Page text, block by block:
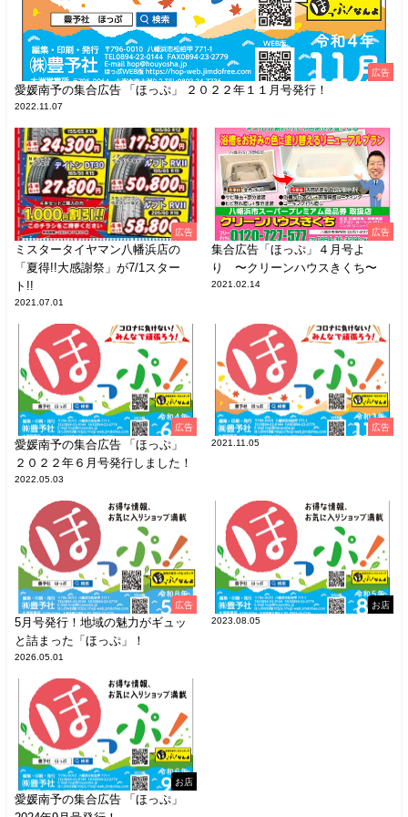
広告
愛媛南予の集合広告 「ほっぷ」 ２０２２年１１月号発行！
2022.11.07
広告
ミスタータイヤマン八幡浜店の
「夏得!!大感謝祭」が7/1スター
ト!!
2021.07.01
広告
集合広告「ほっぷ」４月号よ
り 〜クリーンハウスきくち〜
2021.02.14
広告
愛媛南予の集合広告 「ほっぷ」
２０２２年６月号発行しました！
2022.05.03
広告
2021.11.05
広告
5月号発行！地域の魅力がギュッ
と詰まった「ほっぷ」！
2026.05.01
お店
2023.08.05
お店
愛媛南予の集合広告 「ほっぷ」